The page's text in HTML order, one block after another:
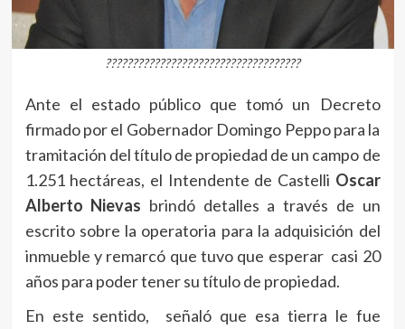
????????????????????????????????????
Ante el estado público que tomó un Decreto
firmado por el Gobernador Domingo Peppo para la
tramitación del título de propiedad de un campo de
1.251 hectáreas, el Intendente de Castelli Oscar
Alberto Nievas brindó detalles a través de un
escrito sobre la operatoria para la adquisición del
inmueble y remarcó que tuvo que esperar casi 20
años para poder tener su título de propiedad.
En este sentido, señaló que esa tierra le fue